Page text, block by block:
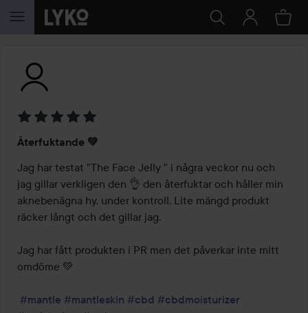
HOPPA TILL INNEHÅLLET
5
av
5
Återfuktande 💚
Jag har testat "The Face Jelly " i några veckor nu och
jag gillar verkligen den 👌 den återfuktar och håller min
aknebenägna hy, under kontroll. Lite mängd produkt
räcker långt och det gillar jag.
Jag har fått produkten i PR men det påverkar inte mitt
omdöme 💚
#mantle #mantleskin #cbd #cbdmoisturizer